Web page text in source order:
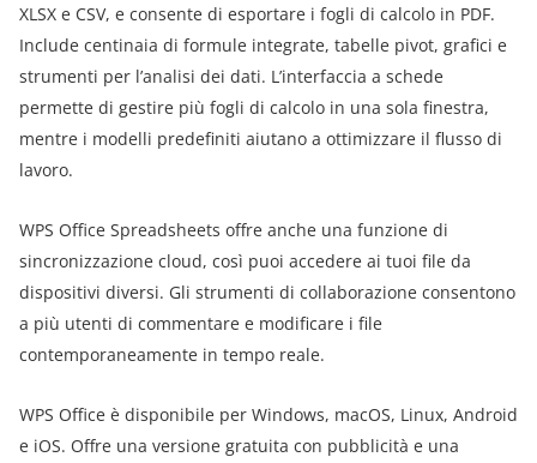
XLSX e CSV, e consente di esportare i fogli di calcolo in PDF.
Include centinaia di formule integrate, tabelle pivot, grafici e
strumenti per l’analisi dei dati. L’interfaccia a schede
permette di gestire più fogli di calcolo in una sola finestra,
mentre i modelli predefiniti aiutano a ottimizzare il flusso di
lavoro.
WPS Office Spreadsheets offre anche una funzione di
sincronizzazione cloud, così puoi accedere ai tuoi file da
dispositivi diversi. Gli strumenti di collaborazione consentono
a più utenti di commentare e modificare i file
contemporaneamente in tempo reale.
WPS Office è disponibile per Windows, macOS, Linux, Android
e iOS. Offre una versione gratuita con pubblicità e una